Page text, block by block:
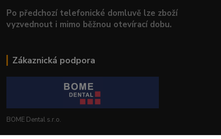
Po předchozí telefonické domluvě lze zboží
vyzvednout i mimo běžnou otevírací dobu.
Zákaznická podpora
BOME Dental s.r.o.